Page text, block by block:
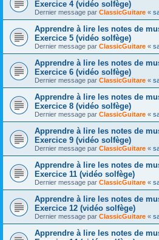
Exercice 4 (vidéo solfège)
Dernier message par ClassicGuitare «
Apprendre à lire les notes de
Exercice 5 (vidéo solfège)
Dernier message par ClassicGuitare «
Apprendre à lire les notes de
Exercice 6 (vidéo solfège)
Dernier message par ClassicGuitare «
Apprendre à lire les notes de
Exercice 8 (vidéo solfège)
Dernier message par ClassicGuitare «
Apprendre à lire les notes de
Exercice 9 (vidéo solfège)
Dernier message par ClassicGuitare «
Apprendre à lire les notes de
Exercice 11 (vidéo solfège)
Dernier message par ClassicGuitare «
Apprendre à lire les notes de
Exercice 12 (vidéo solfège)
Dernier message par ClassicGuitare «
Apprendre à lire les notes de